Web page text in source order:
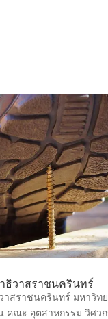
ธิวาสราชนครินทร์
าสราชนครินทร์ มหาวิท
คณะ อุตสาหกรรม วิศว